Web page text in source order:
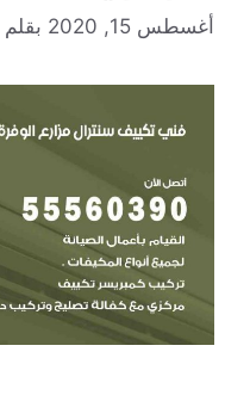
أغسطس 15, 2020 بقلم